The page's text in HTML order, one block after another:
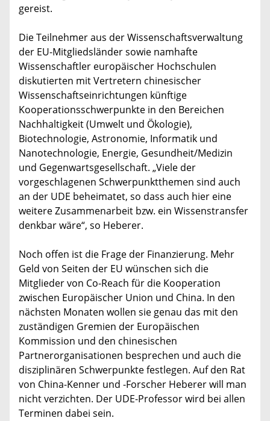
gereist.
Die Teilnehmer aus der Wissenschaftsverwaltung
der EU-Mitgliedsländer sowie namhafte
Wissenschaftler europäischer Hochschulen
diskutierten mit Vertretern chinesischer
Wissenschaftseinrichtungen künftige
Kooperationsschwerpunkte in den Bereichen
Nachhaltigkeit (Umwelt und Ökologie),
Biotechnologie, Astronomie, Informatik und
Nanotechnologie, Energie, Gesundheit/Medizin
und Gegenwartsgesellschaft. „Viele der
vorgeschlagenen Schwerpunktthemen sind auch
an der UDE beheimatet, so dass auch hier eine
weitere Zusammenarbeit bzw. ein Wissenstransfer
denkbar wäre“, so Heberer.
Noch offen ist die Frage der Finanzierung. Mehr
Geld von Seiten der EU wünschen sich die
Mitglieder von Co-Reach für die Kooperation
zwischen Europäischer Union und China. In den
nächsten Monaten wollen sie genau das mit den
zuständigen Gremien der Europäischen
Kommission und den chinesischen
Partnerorganisationen besprechen und auch die
disziplinären Schwerpunkte festlegen. Auf den Rat
von China-Kenner und -Forscher Heberer will man
nicht verzichten. Der UDE-Professor wird bei allen
Terminen dabei sein.